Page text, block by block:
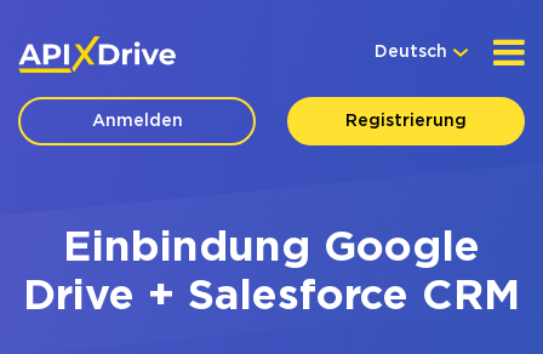
Deutsch
Anmelden Registrierung
Einbindung Google
Drive + Salesforce CRM